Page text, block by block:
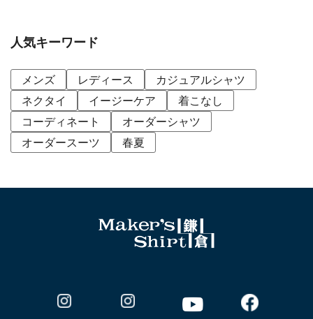
人気キーワード
メンズ レディース
カジュアルシャツ
ネクタイ
イージーケア
着こなし
コーディネート
オーダーシャツ
オーダースーツ
春夏